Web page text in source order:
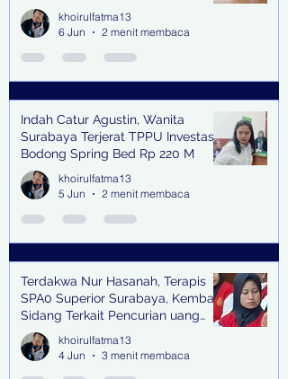
khoirulfatma13
6 Jun
2 menit membaca
Indah Catur Agustin, Wanita
Surabaya Terjerat TPPU Investasi
Bodong Spring Bed Rp 220 M
khoirulfatma13
5 Jun
2 menit membaca
Terdakwa Nur Hasanah, Terapis
SPA0 Superior Surabaya, Kembali
Sidang Terkait Pencurian uang
senilai Rp1,285 M di PN Surabaya
khoirulfatma13
4 Jun
3 menit membaca